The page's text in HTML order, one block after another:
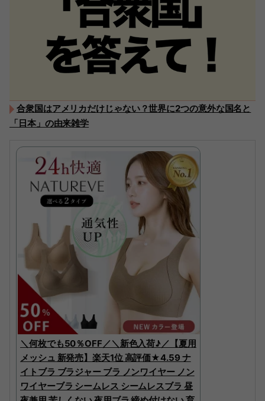
合衆国はアメリカだけじゃない？世界に2つの意外な国名と
「日本」の由来雑学
＼何枚でも50％OFF／＼新色入荷♪／【夏用
メッシュ 新発売】楽天1位 高評価★4.59 ナ
イトブラ ブラジャー ブラ ノンワイヤー ノン
ワイヤーブラ シームレス シームレスブラ 昼